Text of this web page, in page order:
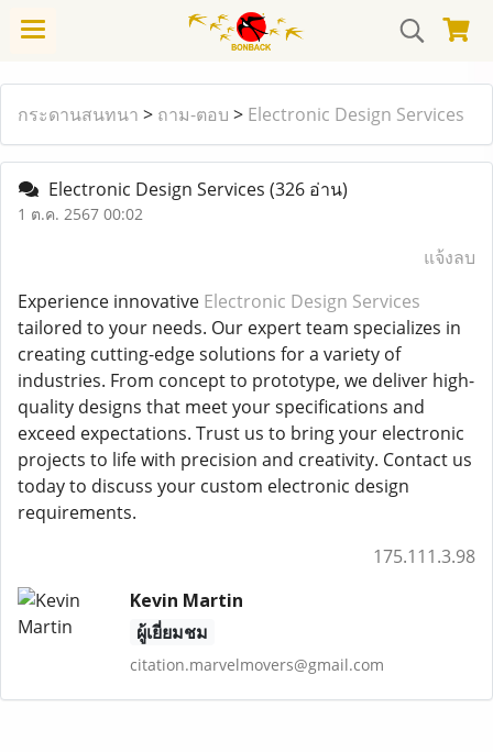
กระดานสนทนา > ถาม-ตอบ > Electronic Design Services
Electronic Design Services (326 อ่าน)
1 ต.ค. 2567 00:02
แจ้งลบ
Experience innovative Electronic Design Services
tailored to your needs. Our expert team specializes in
creating cutting-edge solutions for a variety of
industries. From concept to prototype, we deliver high-
quality designs that meet your specifications and
exceed expectations. Trust us to bring your electronic
projects to life with precision and creativity. Contact us
today to discuss your custom electronic design
requirements.
175.111.3.98
Kevin Martin
ผู้เยี่ยมชม
citation.marvelmovers@gmail.com